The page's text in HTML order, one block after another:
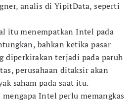
analis di YipitData, seperti
itu menempatkan Intel pada
bahkan ketika pasar
diperkirakan terjadi pada paruh
perusahaan ditaksir akan
saham pada saat itu.
mengapa Intel perlu memangkas